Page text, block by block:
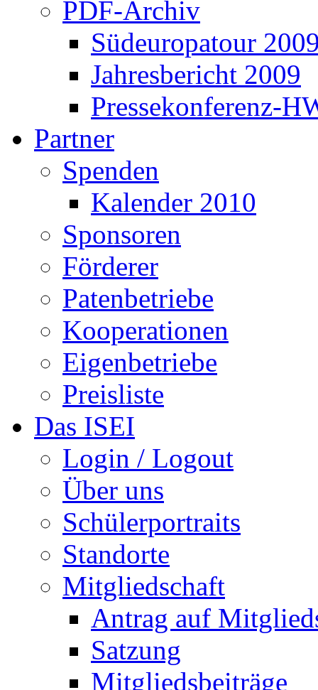
PDF-Archiv
Südeuropatour
Jahresbericht 2009
Pressekonferenz-
Partner
Spenden
Kalender 2010
Sponsoren
Förderer
Patenbetriebe
Kooperationen
Eigenbetriebe
Preisliste
Das ISEI
Login / Logout
Über uns
Schülerportraits
Standorte
Mitgliedschaft
Antrag auf
Satzung
Mitgliedsbeiträge